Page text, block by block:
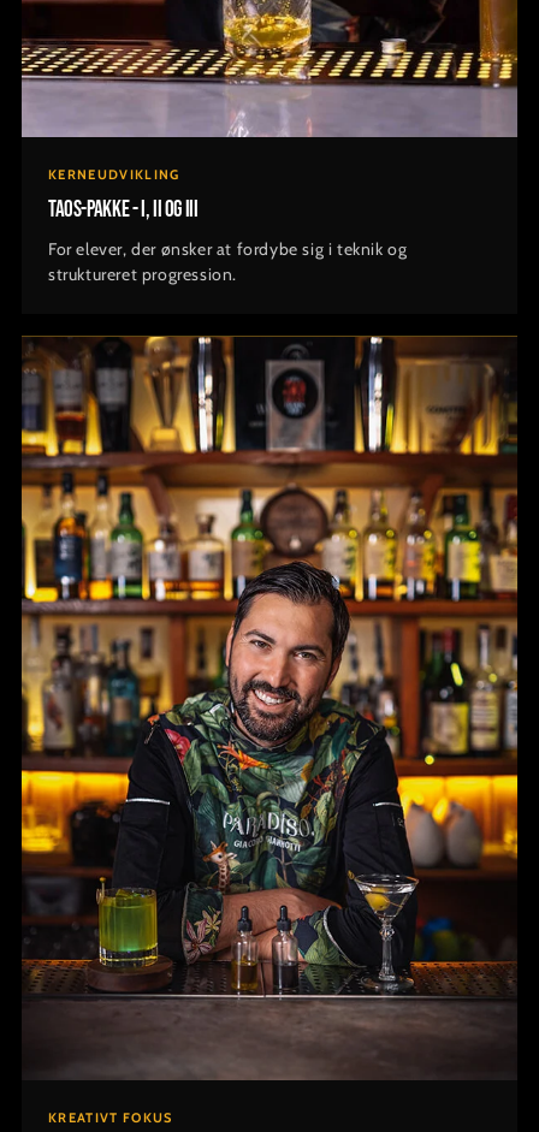
KERNEUDVIKLING
TAOS-pakke - I, II og III
For elever, der ønsker at fordybe sig i teknik og
struktureret progression.
KREATIVT FOKUS